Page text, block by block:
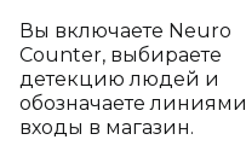
Вы включаете Neuro
Counter, выбираете
детекцию людей и
обозначаете линиями
входы в магазин.